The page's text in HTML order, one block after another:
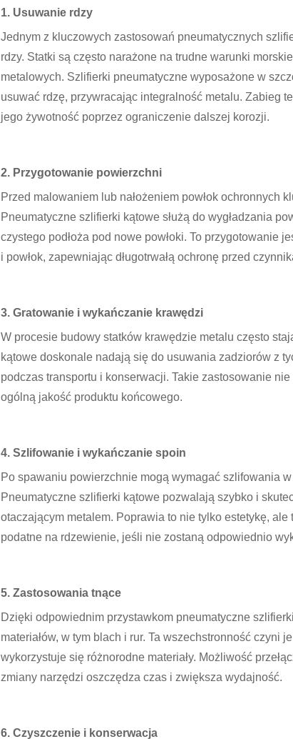
1. Usuwanie rdzy
Jednym z kluczowych zastosowań pneumatycznych
rdzy. Statki są często narażone na trudne warunki
metalowych. Szlifierki pneumatyczne wyposażone w
usuwać rdzę, przywracając integralność metalu. Zabieg
jego żywotność poprzez ograniczenie dalszej korozji.
2. Przygotowanie powierzchni
Przed malowaniem lub nałożeniem powłok
Pneumatyczne szlifierki kątowe służą do wygładzania
czystego podłoża pod nowe powłoki. To przygotowanie
i powłok, zapewniając długotrwałą ochronę przed
3. Gratowanie i wykańczanie krawędzi
W procesie budowy statków krawędzie metalu często
kątowe doskonale nadają się do usuwania zadziorów z
podczas transportu i konserwacji. Takie zastosowanie
ogólną jakość produktu końcowego.
4. Szlifowanie i wykańczanie spoin
Po spawaniu powierzchnie mogą wymagać szlifowania
Pneumatyczne szlifierki kątowe pozwalają szybko i
otaczającym metalem. Poprawia to nie tylko estetykę,
podatne na rdzewienie, jeśli nie zostaną odpowiednio
5. Zastosowania tnące
Dzięki odpowiednim przystawkom pneumatyczne
materiałów, w tym blach i rur. Ta wszechstronność czyni
wykorzystuje się różnorodne materiały. Możliwość
zmiany narzędzi oszczędza czas i zwiększa wydajność.
6. Czyszczenie i konserwacja